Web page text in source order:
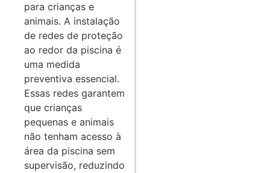
para crianças e
animais. A instalação
de redes de proteção
ao redor da piscina é
uma medida
preventiva essencial.
Essas redes garantem
que crianças
pequenas e animais
não tenham acesso à
área da piscina sem
supervisão, reduzindo